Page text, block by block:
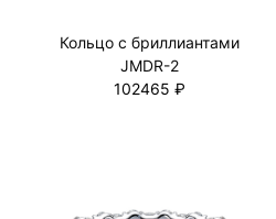
Кольцо с бриллиaнтами
JMDR-2
102465 ₽